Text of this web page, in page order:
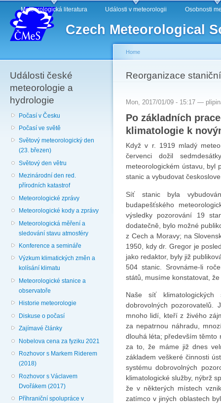
Czech Meteorological
Main menu
Meteorologická literatura Události v meteorologii Osobnosti
Události české
meteorologie a
hydrologie
Počasí v Česku
Počasí ve světě
Světový meteorologický den
(23. březen)
Světový den větru
Mezinárodní den red.
přírodních katastrof
Meteorologické zprávy
Meteorologické kody a zprávy
Meteorologická měření a
sledování stavu atmosféry
Konference a semináře
Výzkum klimatických změn a
kolísání klimatu
Meteorologické stanice a
observatoře
Historie meteorologie
Diskuse o počasí
Zajímavé články
Nobelova cena za fyziku 2021
Rozhovor s Markem Riderem
(2018)
Rozhovor s Václavem
Dvořákem (2017)
Příhraniční spolupráce v
You are here
Home
Reorganizace
Mon, 2017/01/09 - 15:17 —
Po základních
klimatologie k
Když v r. 1919 mladý
červenci dožil
meteorologickém ústavu, byl
stanic a vybudovat
Síť stanic byla
budapešťského
výsledky pozorování 19
dodatečně, bylo možné
z Cech a Moravy; na
1950, kdy dr. Gregor je
jako redaktor, byly již
504 stanic. Srovnáme-li
států, musíme konstatovat,
Naše síť
dobrovolných
mnoho lidí, kteří z živého
za nepatrnou náhradu,
dlouhá léta; především těmto
za to, že máme již dnes
základem veškeré činnosti
systému dobrovolných
klimatologické služby, nýbrž
že v některých místech
zatímco v jiných oblastech